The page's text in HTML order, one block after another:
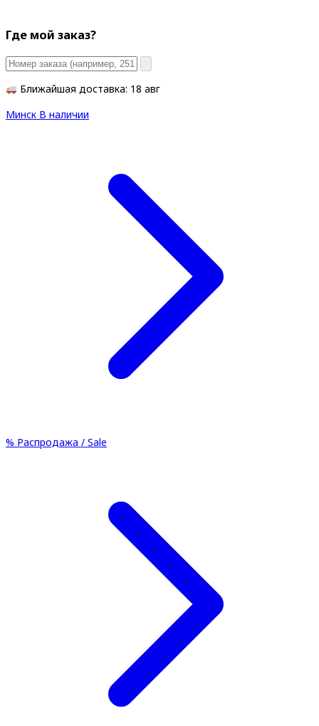
Где мой заказ?
Ближайшая доставка: 18 авг
Минск В наличии
% Распродажа / Sale